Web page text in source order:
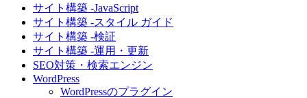
サイト構築 -JavaScript
サイト構築 -スタイル ガイド
サイト構築 -検証
サイト構築 -運用・更新
SEO対策・検索エンジン
WordPress
WordPressのプラグイン